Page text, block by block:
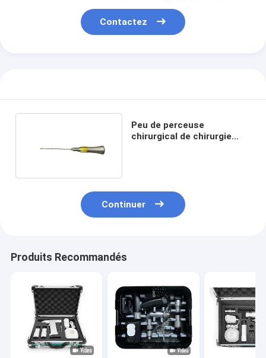
Contactez
Peu de perceuse
chirurgical de chirurgie
Continuer
Produits Recommandés